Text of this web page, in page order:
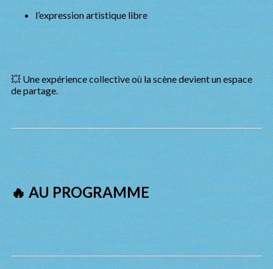
l’expression artistique libre
💥 Une expérience collective où la scène devient un espace
de partage.
🔥 AU PROGRAMME